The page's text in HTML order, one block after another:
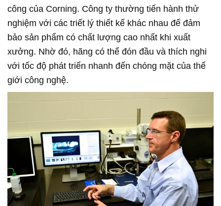
công của Corning. Công ty thường tiến hành thử
nghiệm với các triết lý thiết kế khác nhau để đảm
bảo sản phẩm có chất lượng cao nhất khi xuất
xưởng. Nhờ đó, hãng có thể đón đầu và thích nghi
với tốc độ phát triển nhanh đến chóng mặt của thế
giới công nghệ.